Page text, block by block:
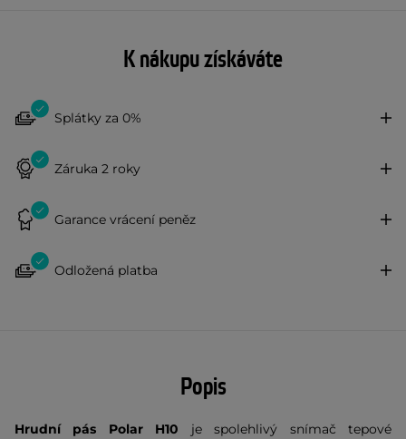
K nákupu získáváte
Splátky za 0%
Záruka 2 roky
Garance vrácení peněz
Odložená platba
Popis
Hrudní pás Polar H10 je spolehlivý snímač tepové